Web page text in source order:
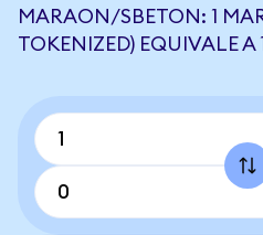
MARAON/SBETON: 1
TOKENIZED) EQUIVALE A